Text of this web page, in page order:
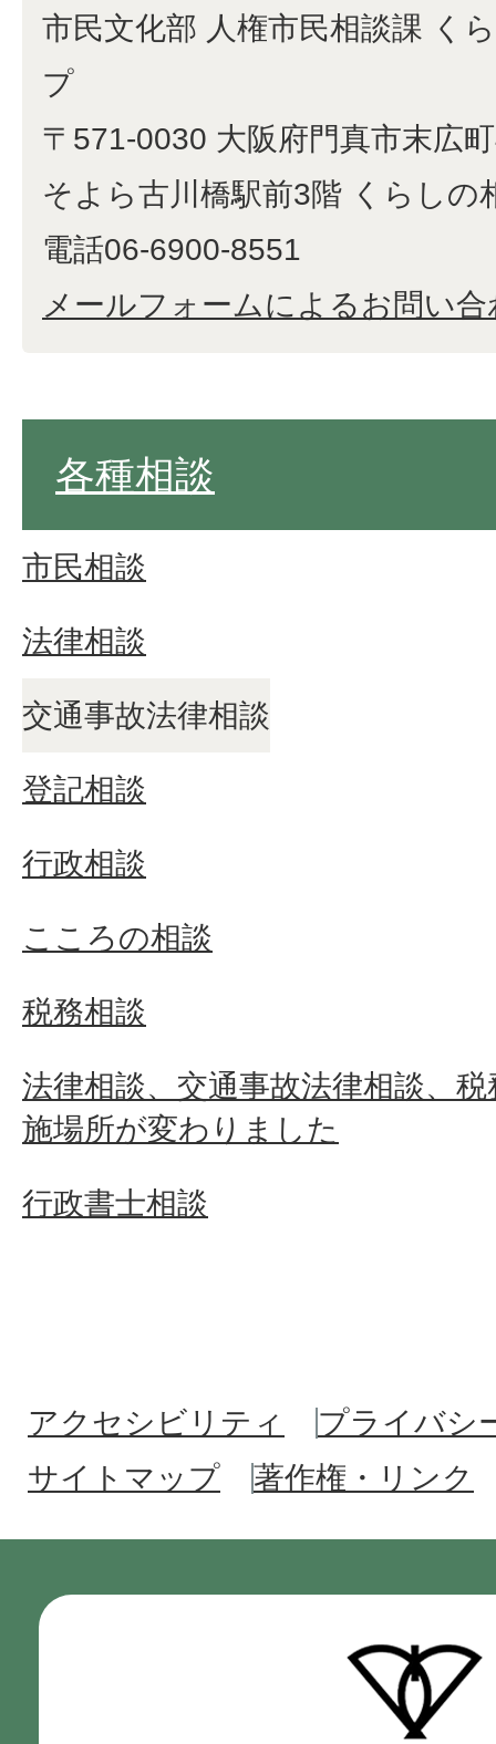
市民文化部 人権市民相談課 く
プ
〒571-0030 大阪府門真市末広
そよら古川橋駅前3階 くらしの
電話06-6900-8551
メールフォームによるお問い合
各種相談
市民相談
法律相談
交通事故法律相談
登記相談
行政相談
こころの相談
税務相談
法律相談、交通事故法律相談、
施場所が変わりました
行政書士相談
アクセシビリティ
プライバシ
サイトマップ
著作権・リンク